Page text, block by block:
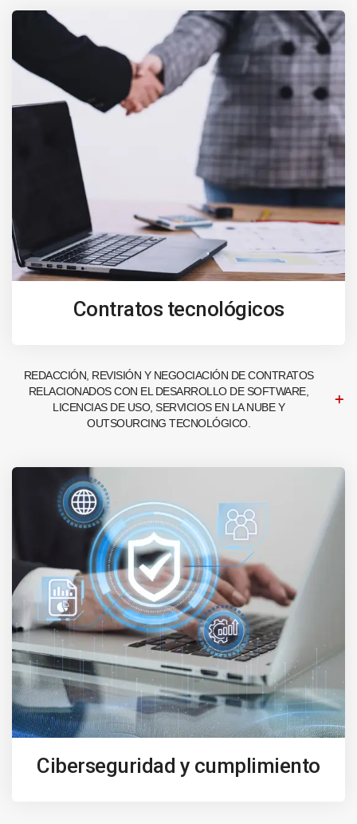
Contratos tecnológicos
REDACCIÓN, REVISIÓN Y NEGOCIACIÓN DE CONTRATOS
RELACIONADOS CON EL DESARROLLO DE SOFTWARE,
LICENCIAS DE USO, SERVICIOS EN LA NUBE Y
OUTSOURCING TECNOLÓGICO.
Ciberseguridad y cumplimiento